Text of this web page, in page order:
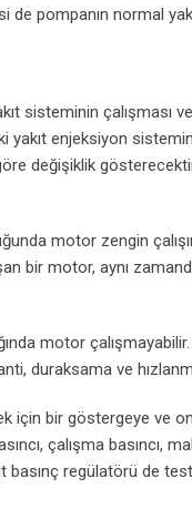
pompanın normal
sisteminin çalışması
enjeksiyon
değişiklik
motor zengin
bir motor, aynı
motor
duraksama ve
için bir göstergeye ve
çalışma basıncı,
basınç regülatörü de